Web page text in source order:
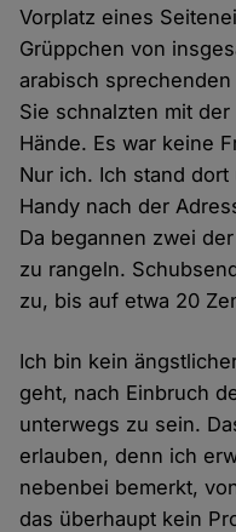
Vorplatz eines
Grüppchen von
arabisch
Sie schnalzten mit
Hände. Es war keine
Nur ich. Ich stand
Handy nach der
Da begannen zwei
zu rangeln.
zu, bis auf etwa 20
Ich bin kein
geht, nach Einbruch
unterwegs zu sein.
erlauben, denn ich
nebenbei bemerkt,
das überhaupt kein